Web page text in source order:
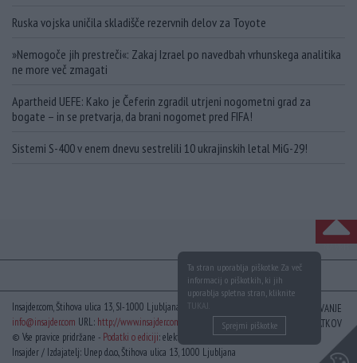
Ruska vojska uničila skladišče rezervnih delov za Toyote
»Nemogoče jih prestreči«: Zakaj Izrael po navedbah vrhunskega analitika
ne more več zmagati
Apartheid UEFE: Kako je Čeferin zgradil utrjeni nogometni grad za
bogate – in se pretvarja, da brani nogomet pred FIFA!
Sistemi S-400 v enem dnevu sestrelili 10 ukrajinskih letal MiG-29!
NA VRH
Insajder.com, Štihova ulica 13, SI-1000 Ljubljana, Slovenija | E-mail:
info@insajder.com URL: http://www.insajder.com
© Vse pravice pridržane - Podatki o ediciji: elektronski dnevnik
Insajder / Izdajatelj: Unep d.o.o., Štihova ulica 13, 1000 Ljubljana
VAROVANJE
PODATKOV
Ta stran uporablja piškotke. Za več
informacij o piškotkih, ki jih
uporablja spletna stran, kliknite
TUKAJ
Sprejmi piškotke